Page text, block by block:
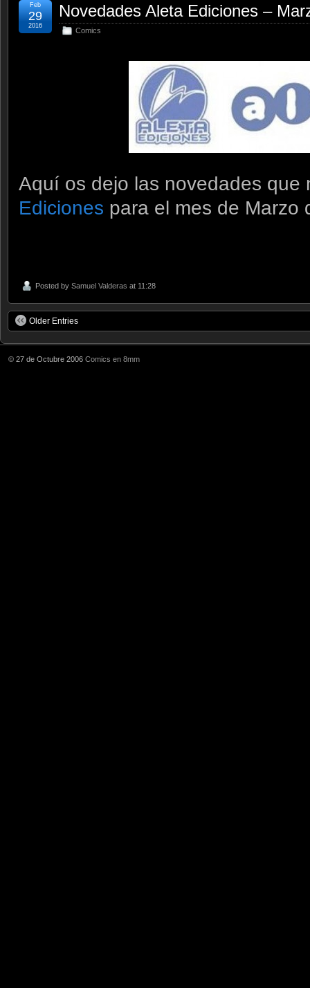
Novedades Aleta Ediciones –
Comics
Feb
29
2016
Aquí os dejo las novedades que
Ediciones para el mes de Marzo
Posted by Samuel Valderas at 11:28
Older Entries
© 27 de Octubre 2006 Comics en 8mm